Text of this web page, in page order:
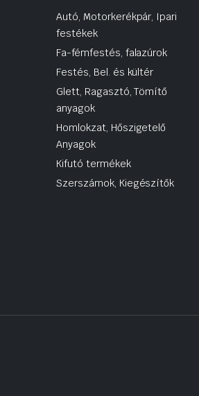
Autó, Motorkerékpár, Ipari
festékek
Fa-fémfestés, falazúrok
Festés, Bel. és kültér
Glett, Ragasztó, Tömítő
anyagok
Homlokzat, Hőszigetelő
Anyagok
Kifutó termékek
Szerszámok, Kiegészítők